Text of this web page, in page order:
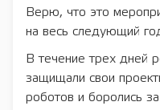
Верю, что это
на весь следующий
В течение трех дней
защищали свои
роботов и боролись